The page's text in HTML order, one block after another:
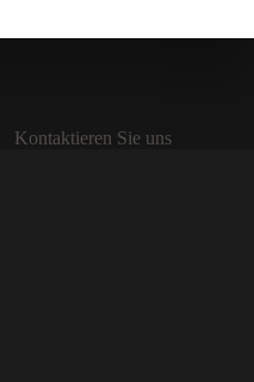
Kontaktieren Sie uns